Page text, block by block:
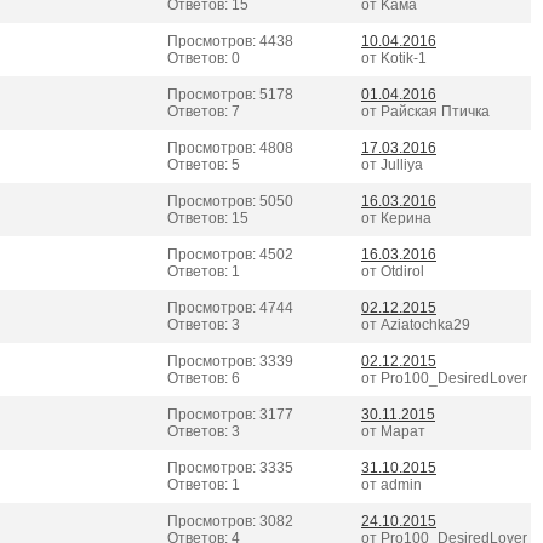
Ответов: 15
от Kама
Просмотров: 4438
Ответов: 0
10.04.2016
от Kotik-1
Просмотров: 5178
Ответов: 7
01.04.2016
от Райская Птичка
Просмотров: 4808
Ответов: 5
17.03.2016
от Julliya
Просмотров: 5050
Ответов: 15
16.03.2016
от Керина
Просмотров: 4502
Ответов: 1
16.03.2016
от Otdirol
Просмотров: 4744
Ответов: 3
02.12.2015
от Aziatochka29
Просмотров: 3339
Ответов: 6
02.12.2015
от Pro100_DesiredLover
Просмотров: 3177
Ответов: 3
30.11.2015
от Марат
Просмотров: 3335
Ответов: 1
31.10.2015
от admin
Просмотров: 3082
Ответов: 4
24.10.2015
от Pro100_DesiredLover